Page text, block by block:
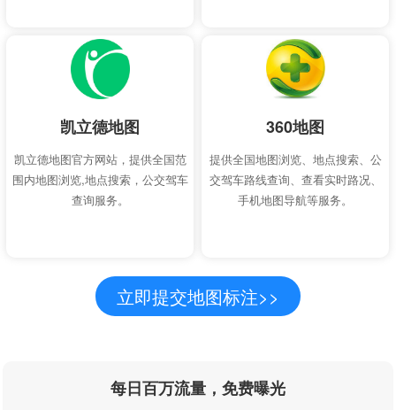
凯立德地图
凯立德地图官方网站，提供全国范
围内地图浏览,地点搜索，公交驾车
查询服务。
360地图
提供全国地图浏览、地点搜索、公
交驾车路线查询、查看实时路况、
手机地图导航等服务。
立即提交地图标注>>
每日百万流量，免费曝光